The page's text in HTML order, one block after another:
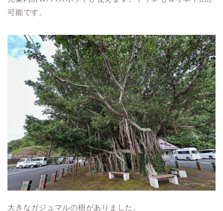
可能です。
大きなガジュマルの樹がありました。